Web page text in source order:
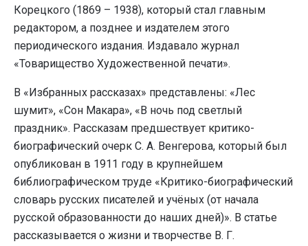
Корецкого (1869 – 1938), который стал главным
редактором, а позднее и издателем этого
периодического издания. Издавало журнал
«Товарищество Художественной печати».
В «Избранных рассказах» представлены: «Лес
шумит», «Сон Макара», «В ночь под светлый
праздник». Рассказам предшествует критико-
биографический очерк С. А. Венгерова, который был
опубликован в 1911 году в крупнейшем
библиографическом труде «Критико-биографический
словарь русских писателей и учёных (от начала
русской образованности до наших дней)». В статье
рассказывается о жизни и творчестве В. Г.